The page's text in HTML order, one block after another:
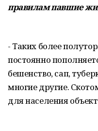
правилам павшие
- Таких более
постоянно
бешенство, сап,
многие другие.
для населения